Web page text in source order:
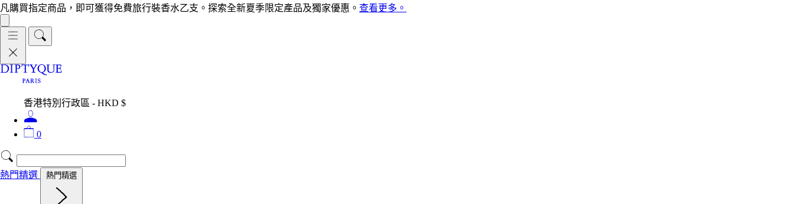
凡購買指定商品，即可獲得免費旅行裝香水乙支。探索全新夏季限定產品及獨家優惠。 查看更多。
香港特別行政區 - HKD $
0
熱門精選 熱門精選